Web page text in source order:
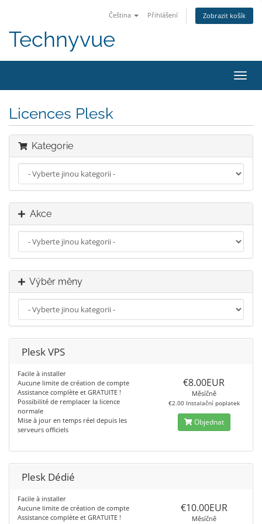
Čeština Přihlášení Zobrazit košík
Technyvue
Licences Plesk
Kategorie
Akce
Výběr měny
Plesk VPS
Facile à installer
Aucune limite de création de compte
Assistance complète et GRATUITE !
Possibilité de remplacer la licence
normale
Mise à jour en temps réel depuis les
serveurs officiels
€8.00EUR
Měsíčně
€2.00 Instalační poplatek
Objednat
Plesk Dédié
Facile à installer
Aucune limite de création de compte
Assistance complète et GRATUITE !
€10.00EUR
Měsíčně